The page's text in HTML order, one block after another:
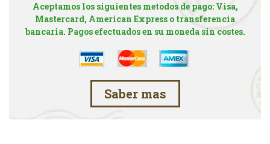
Aceptamos los siguientes metodos de pago: Visa,
Mastercard, American Express o transferencia
bancaria. Pagos efectuados en su moneda sin costes.
Saber mas